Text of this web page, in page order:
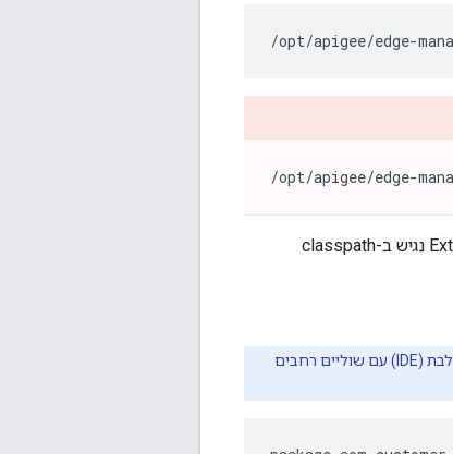
/opt/apigee/edge-
/opt/apigee/edge-
אתם יכולים לתת לכיתה ולחבילה כל שם שתרצו כל עוד רלוונטי ExternalRoleMapperServiceV2 נגיש ב-classpath
כדי לשפר את הקריאוּת, מומלץ להעתיק את הקוד אל כלי לעריכת טקסט או סביבת פיתוח משולבת (IDE) עם שוליים רחבים